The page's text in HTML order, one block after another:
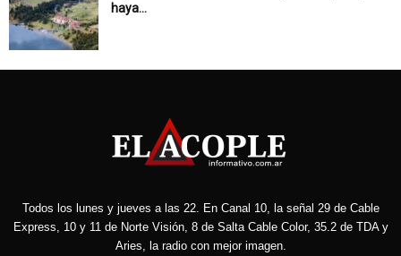
haya...
Todos los lunes y jueves a las 22. En Canal 10, la señal 29 de Cable
Express, 10 y 11 de Norte Visión, 8 de Salta Cable Color, 35.2 de TDA y
Aries, la radio con mejor imagen.